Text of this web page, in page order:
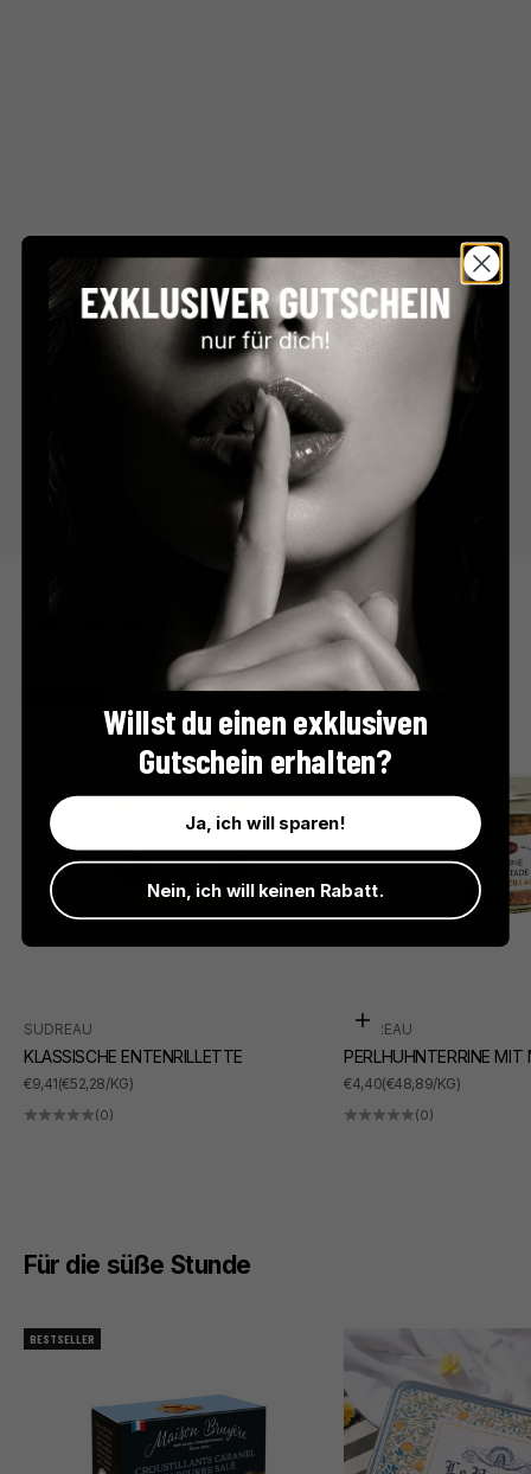
Der perfekte Apéro
SUDREAU
KLASSISCHE ENTENRILLETTE
ANGEBOT
€9,41(€52,28/KG)
(0)
In den Warenkorb
SUDREAU
PERLHUHNTERRINE MIT
ANGEBOT
€4,40(€48,89/KG)
(0)
Für die süße Stunde
BESTSELLER
Willst du einen exklusiven
Gutschein erhalten?
Ja, ich will sparen!
Nein, ich will keinen Rabatt.